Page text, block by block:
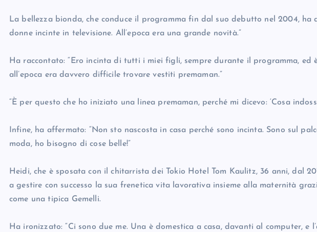
La bellezza bionda, che conduce il programma fin dal suo debutto nel 2004, ha
donne incinte in televisione. All’epoca era una grande novità.”
Ha raccontato: “Ero incinta di tutti i miei figli, sempre durante il programma, ed
all’epoca era davvero difficile trovare vestiti premaman.”
“È per questo che ho iniziato una linea premaman, perché mi dicevo: ‘Cosa
Infine, ha affermato: “Non sto nascosta in casa perché sono incinta. Sono sul
moda, ho bisogno di cose belle!”
Heidi, che è sposata con il chitarrista dei Tokio Hotel Tom Kaulitz, 36 anni, dal
a gestire con successo la sua frenetica vita lavorativa insieme alla maternità
come una tipica Gemelli.
Ha ironizzato: “Ci sono due me. Una è domestica a casa, davanti al computer, e